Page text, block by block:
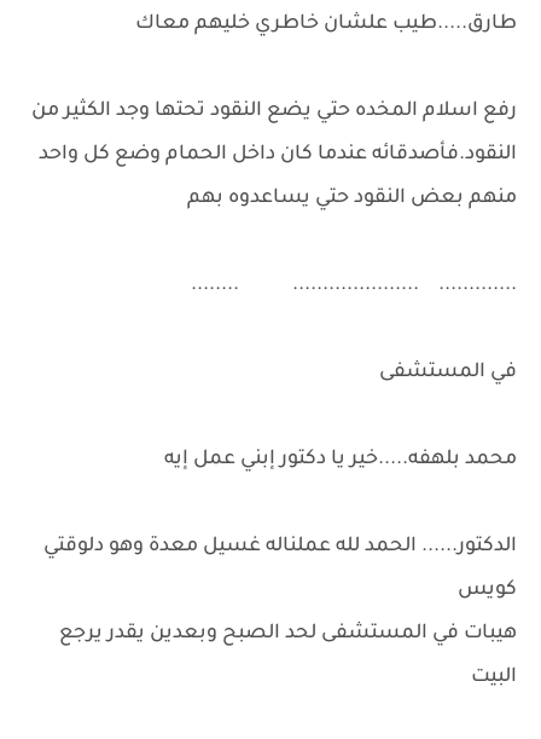
طارق.....طيب علشان خاطري خليهم معاك
رفع اسلام المخده حتي يضع النقود تحتها وجد الكثير من
النقود.فأصدقائه عندما كان داخل الحمام وضع كل واحد
منهم بعض النقود حتي يساعدوه بهم
............. ..................... ........
في المستشفى
محمد بلهفه.....خير يا دكتور إبني عمل إيه
الدكتور...... الحمد لله عملناله غسيل معدة وهو دلوقتي
كويس
هيبات في المستشفى لحد الصبح وبعدين يقدر يرجع
البيت